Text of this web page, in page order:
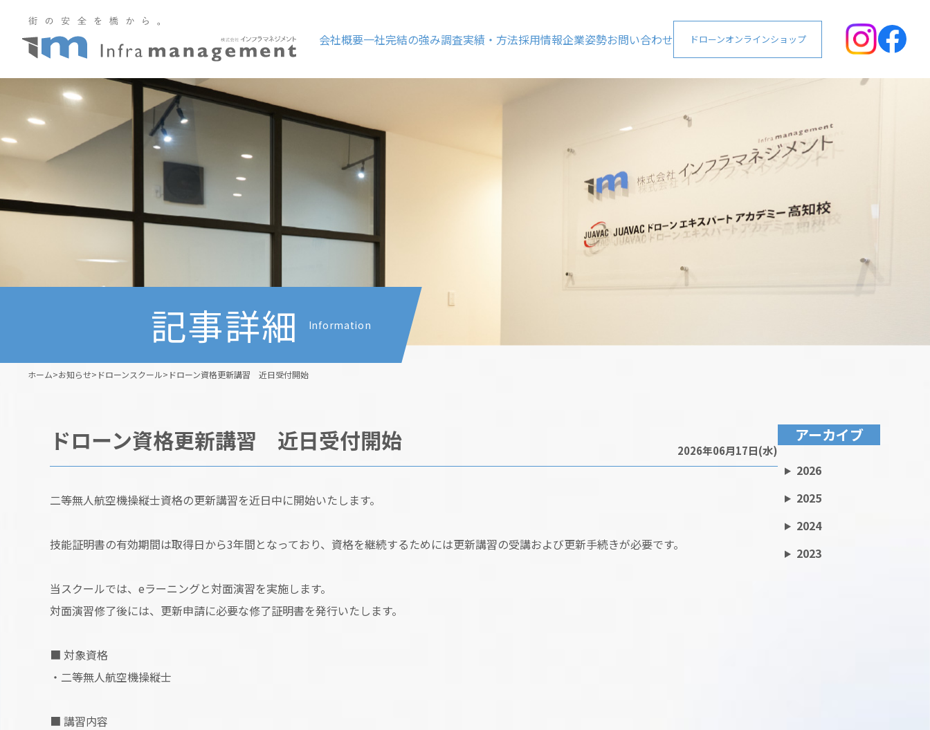
会社概要一社完結の強み調査実績・方法採用情報企業姿勢お問い合わせ ドローンオンラインショップ
記事詳細 Information
ホーム>お知らせ> ドローンスクール> ドローン資格更新講習 近日受付開始
ドローン資格更新講習 近日受付開始 2026年06月17日(水)
二等無人航空機操縦士資格の更新講習を近日中に開始いたします。
技能証明書の有効期間は取得日から3年間となっており、資格を継続するためには更新講習の受講および更新手続きが必要です。
当スクールでは、eラーニングと対面演習を実施します。
対面演習修了後には、更新申請に必要な修了証明書を発行いたします。
■ 対象資格
・二等無人航空機操縦士
■ 講習内容
アーカイブ
2026
2025
2024
2023